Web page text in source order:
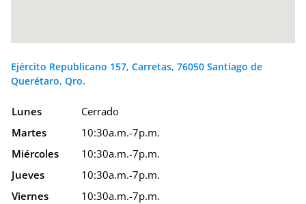
Ejército Republicano 157, Carretas, 76050 Santiago de
Querétaro, Qro.
Lunes
Cerrado
Martes
10:30a.m.-7p.m.
Miércoles
10:30a.m.-7p.m.
Jueves
10:30a.m.-7p.m.
Viernes
10:30a.m.-7p.m.